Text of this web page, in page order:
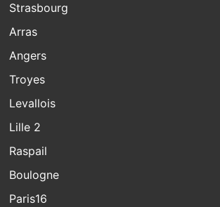
Strasbourg
Arras
Angers
Troyes
Levallois
Lille 2
Raspail
Boulogne
Paris16